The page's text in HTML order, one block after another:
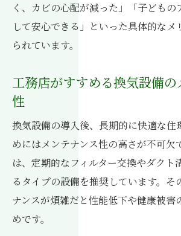
く、カビの心配が減った」「子どもの
して安心できる」といった具体的なメ
られています。
工務店がすすめる換気設備の
性
換気設備の導入後、長期的に快適な住
めにはメンテナンス性の高さが不可欠
は、定期的なフィルター交換やダクト
るタイプの設備を推奨しています。そ
ナンスが煩雑だと性能低下や健康被害
めです。